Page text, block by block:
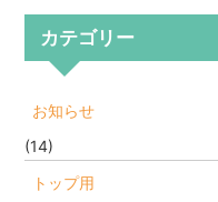
カテゴリー
お知らせ
(14)
トップ用